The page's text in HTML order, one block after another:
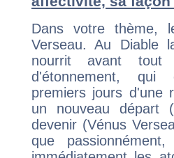
Dans votre thème,
Verseau. Au Diable
nourrit avant tout
d'étonnement, qui
premiers jours d'une
un nouveau départ
devenir (Vénus
que